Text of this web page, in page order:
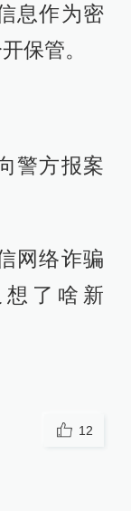
息作为密
保管。
警方报案
网络诈骗
了啥新
12